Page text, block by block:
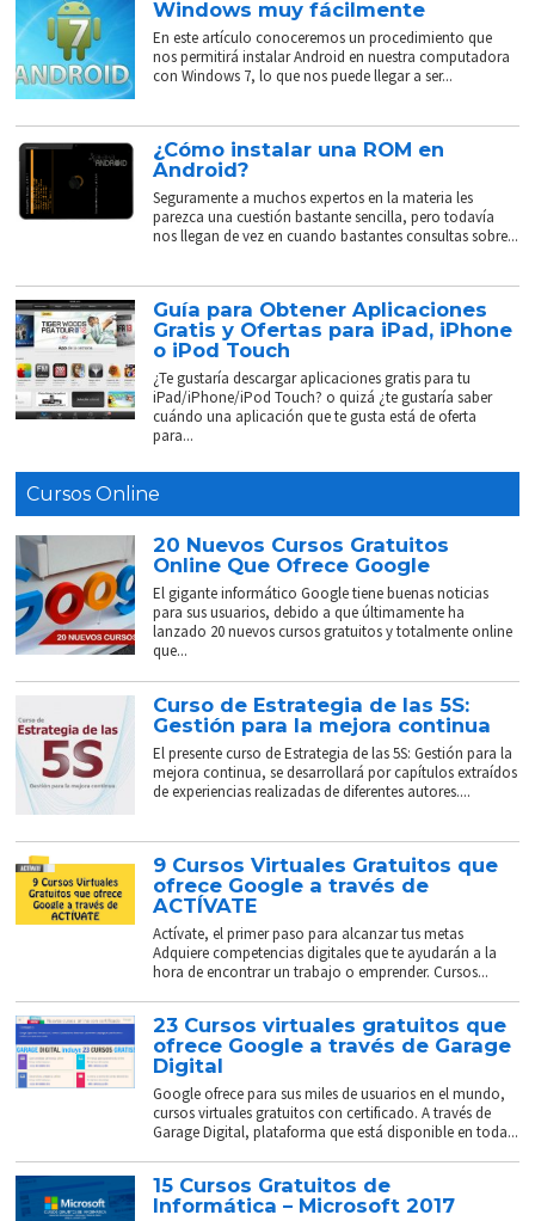
Windows muy fácilmente
En este artículo conoceremos un procedimiento que
nos permitirá instalar Android en nuestra computadora
con Windows 7, lo que nos puede llegar a ser...
¿Cómo instalar una ROM en
Android?
Seguramente a muchos expertos en la materia les
parezca una cuestión bastante sencilla, pero todavía
nos llegan de vez en cuando bastantes consultas sobre...
Guía para Obtener Aplicaciones
Gratis y Ofertas para iPad, iPhone
o iPod Touch
¿Te gustaría descargar aplicaciones gratis para tu
iPad/iPhone/iPod Touch? o quizá ¿te gustaría saber
cuándo una aplicación que te gusta está de oferta
para...
Cursos Online
20 Nuevos Cursos Gratuitos
Online Que Ofrece Google
El gigante informático Google tiene buenas noticias
para sus usuarios, debido a que últimamente ha
lanzado 20 nuevos cursos gratuitos y totalmente online
que...
Curso de Estrategia de las 5S:
Gestión para la mejora continua
El presente curso de Estrategia de las 5S: Gestión para la
mejora continua, se desarrollará por capítulos extraídos
de experiencias realizadas de diferentes autores....
9 Cursos Virtuales Gratuitos que
ofrece Google a través de
ACTÍVATE
Actívate, el primer paso para alcanzar tus metas
Adquiere competencias digitales que te ayudarán a la
hora de encontrar un trabajo o emprender. Cursos...
23 Cursos virtuales gratuitos que
ofrece Google a través de Garage
Digital
Google ofrece para sus miles de usuarios en el mundo,
cursos virtuales gratuitos con certificado. A través de
Garage Digital, plataforma que está disponible en toda...
15 Cursos Gratuitos de
Informática – Microsoft 2017